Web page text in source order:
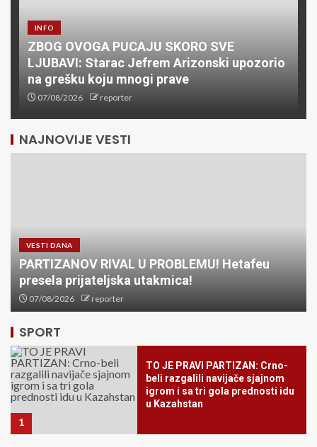
INFO
ZBOG OVOGA PUCAJU SKORO SVE
LJUBAVI: Starac Jefrem Arizonski upozorio
na grešku koju mnogi prave
07/08/2026 reporter
NAJNOVIJE VESTI
VESTI DANA
PARTIZANOV RIVAL U PROBLEMU! Hetafeu
presela prijateljska utakmica!
07/08/2026 reporter
SPORT
Besplatan ulaz za mališane:
Zvezda obradovala najmlađe
1
TO JE PRAVI PARTIZAN: Crno-
beli razgalili navijače sjajnom
igrom i sa tri gola prednosti idu
u Kazahstan